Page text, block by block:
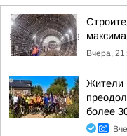
Вчера,
Жители
более